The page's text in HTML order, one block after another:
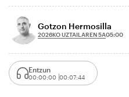
Gotzon Hermosilla
2026KO UZTAILAREN 5A05:00
Entzun
00:00:00 00:07:44